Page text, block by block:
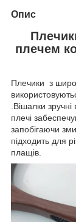
Опис
плечем
Плечики з
.Вішалки
плечі
запобігаючи
підходить для
плащів.